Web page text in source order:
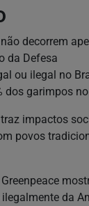
decorrem
da Defesa
ou ilegal no
garimpos
impactos
povos
da